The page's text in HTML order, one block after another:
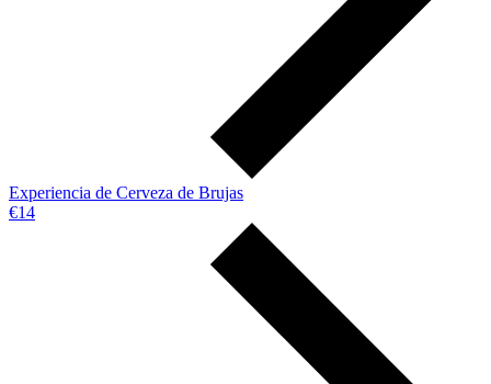
Experiencia de Cerveza de Brujas
€14